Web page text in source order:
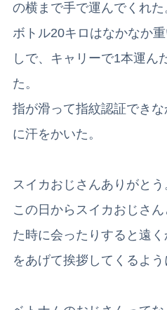
の横まで手で運んでくれた
ボトル20キロはなかなか
しで、キャリーで1本運ん
た。
指が滑って指紋認証でき
に汗をかいた。
スイカおじさんありがとう
この日からスイカおじさ
た時に会ったりすると遠
をあげて挨拶してくるよう